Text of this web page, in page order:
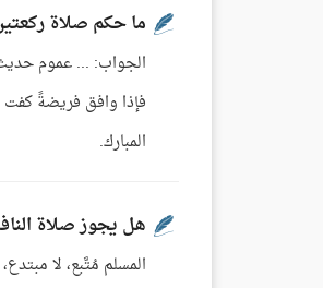
ما حكم صلاة
الجواب: ... عموم
فإذا وافق فريضةً
المبارك.
هل يجوز صلاة
المسلم مُتَّبع، لا